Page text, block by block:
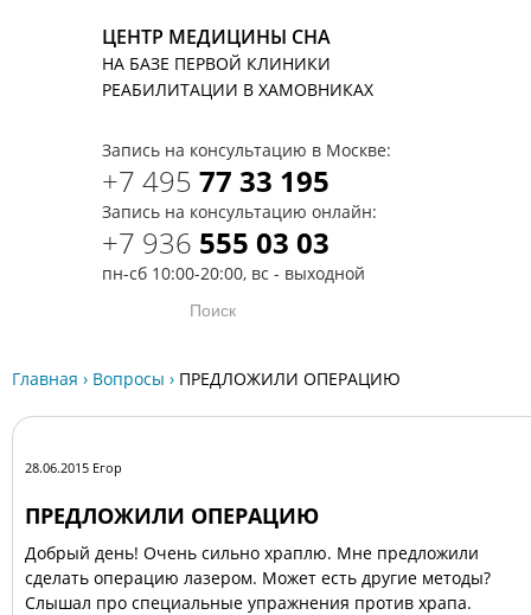
ЦЕНТР МЕДИЦИНЫ СНА
НА БАЗЕ ПЕРВОЙ КЛИНИКИ
РЕАБИЛИТАЦИИ В ХАМОВНИКАХ
Запись на консультацию в Москве:
+7 495 77 33 195
Запись на консультацию онлайн:
+7 936 555 03 03
пн-сб 10:00-20:00, вс - выходной
Главная › Вопросы › ПРЕДЛОЖИЛИ ОПЕРАЦИЮ
28.06.2015 Егор
ПРЕДЛОЖИЛИ ОПЕРАЦИЮ
Добрый день! Очень сильно храплю. Мне предложили
сделать операцию лазером. Может есть другие методы?
Слышал про специальные упражнения против храпа.